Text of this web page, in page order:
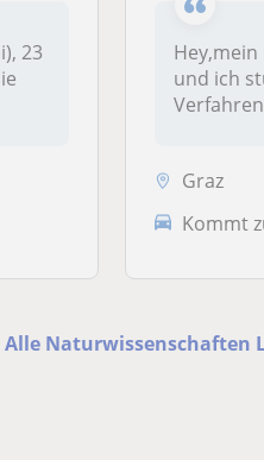
23
Hey,mein
und ich
Graz
Kommt
Alle Naturwissenschaften